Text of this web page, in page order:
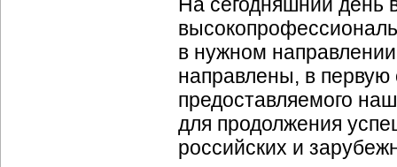
На сегодняшний
в нужном
направлены, в
предоставляемого
для продолжения
российских и